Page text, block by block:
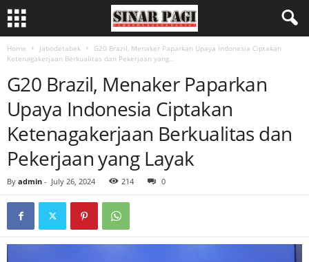
Home Jabodetabek
G20 Brazil, Menaker Paparkan Upaya Indonesia Ciptakan
Ketenagakerjaan Berkualitas dan Pekerjaan yang...
G20 Brazil, Menaker Paparkan
Upaya Indonesia Ciptakan
Ketenagakerjaan Berkualitas dan
Pekerjaan yang Layak
By admin - July 26, 2024 214 0